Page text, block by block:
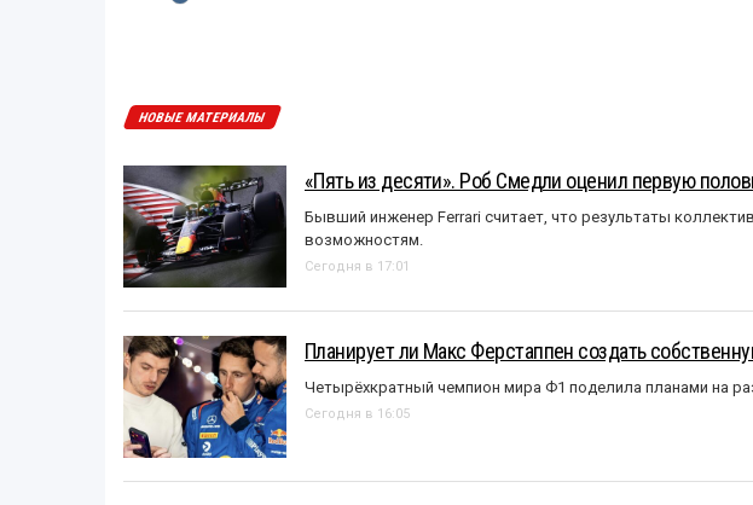
НОВЫЕ МАТЕРИАЛЫ
«Пять из десяти». Роб Смедли оценил первую
Бывший инженер Ferrari считает, что результаты
возможностям.
Сегодня в 17:01
Планирует ли Макс Ферстаппен создать
Четырёхкратный чемпион мира Ф1 поделила планами на
Сегодня в 16:05